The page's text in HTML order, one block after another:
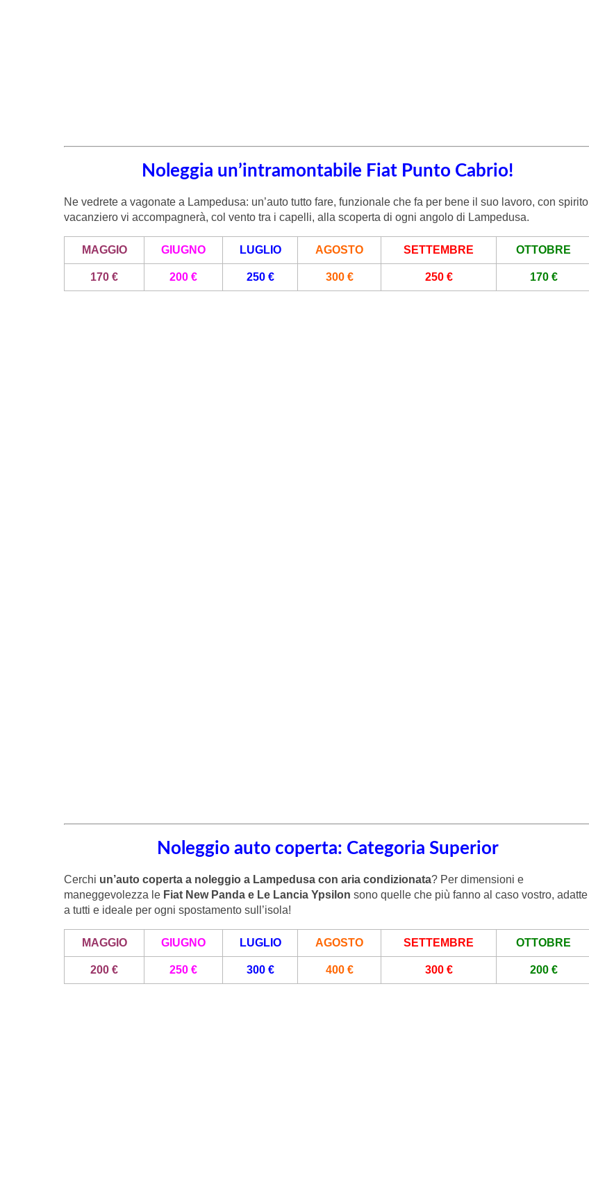
Noleggia un’intramontabile Fiat Punto Cabrio!
Ne vedrete a vagonate a Lampedusa: un’auto tutto fare, funzionale che fa per bene il suo lavoro, con spirito
vacanziero vi accompagnerà, col vento tra i capelli, alla scoperta di ogni angolo di Lampedusa.
MAGGIO GIUGNO LUGLIO AGOSTO SETTEMBRE OTTOBRE
170 € 200 € 250 € 300 € 250 € 170 €
Noleggio auto coperta: Categoria Superior
Cerchi un’auto coperta a noleggio a Lampedusa con aria condizionata? Per dimensioni e
maneggevolezza le Fiat New Panda e Le Lancia Ypsilon sono quelle che più fanno al caso vostro, adatte
a tutti e ideale per ogni spostamento sull’isola!
MAGGIO GIUGNO LUGLIO AGOSTO SETTEMBRE OTTOBRE
200 € 250 € 300 € 400 € 300 € 200 €